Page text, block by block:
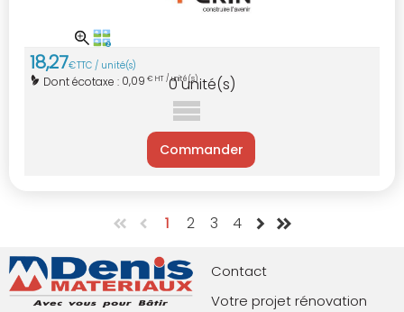
18,27€TTC / unité(s)
Dont écotaxe : 0,09 € HT / unité(s)
0unité(s)
Commander
1 2 3 4
Contact
Votre projet rénovation